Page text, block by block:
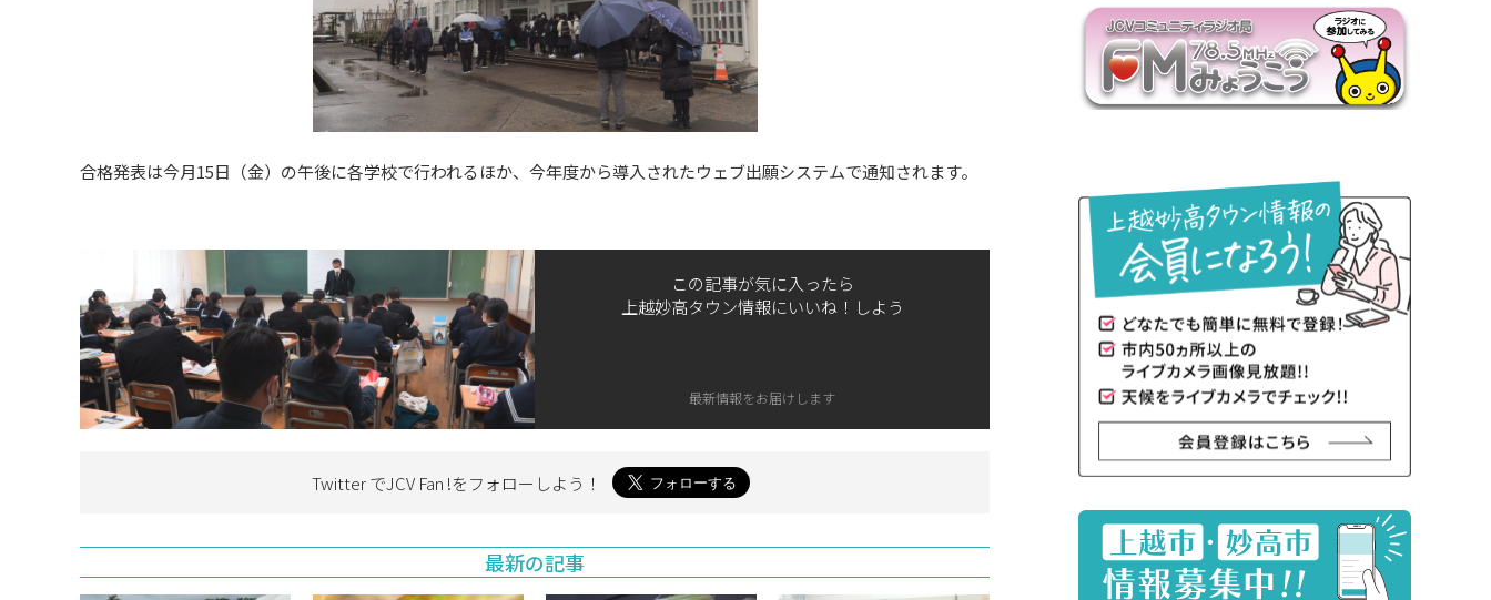
合格発表は今月15日（金）の午後に各学校で行われるほか、今年度から導入されたウェブ出願システムで通知されます。
この記事が気に入ったら
上越妙高タウン情報にいいね！しよう
最新情報をお届けします
Twitter でJCV Fan !をフォローしよう！
最新の記事